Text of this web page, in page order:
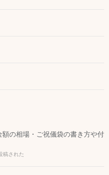
の相場・ご祝儀袋の書き方や付
稿された